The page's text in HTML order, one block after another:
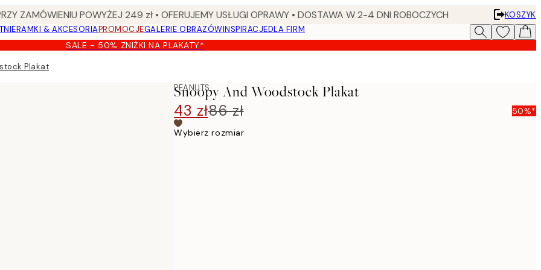
ZAMÓWIENIU POWYŻEJ 249 zł • OFERUJEMY USŁUGI OPRAWY • DOSTAWA W 2-4 DNI ROBOCZYCH
KOSZYK
RAMKI & AKCESORIAPROMOCJEGALERIE OBRAZÓWINSPIRACJEDLA FIRM
SALE - 50% ZNIŻKI NA PLAKATY*
Plakat
PEANUTS
Snoopy And Woodstock Plakat
43 zł86 zł 50%*
Wybierz rozmiar